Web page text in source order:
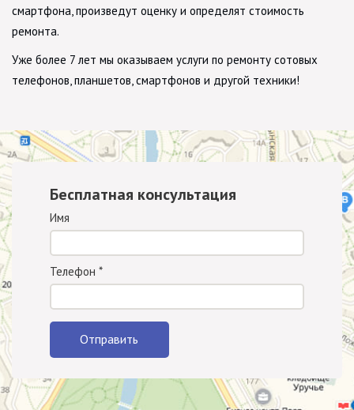
смартфона, произведут оценку и определят стоимость
ремонта.
Уже более 7 лет мы оказываем услуги по ремонту сотовых
телефонов, планшетов, смартфонов и другой техники!
Бесплатная консультация
Имя
Телефон *
Отправить